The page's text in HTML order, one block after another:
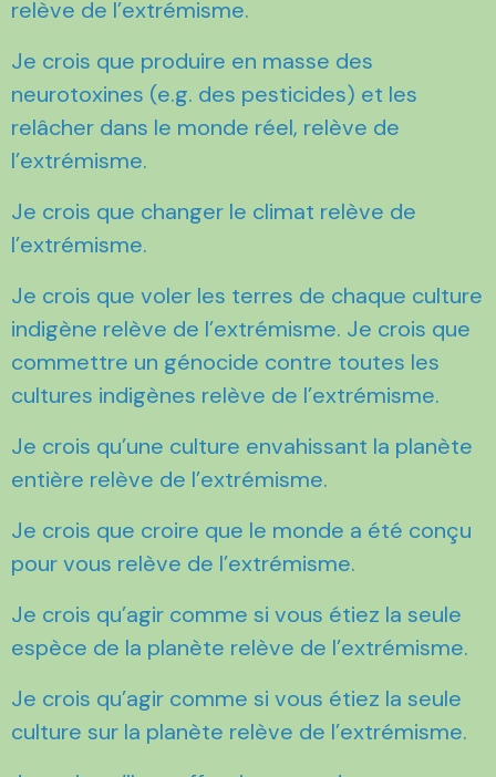
relève de l’extrémisme.
Je crois que produire en masse des
neurotoxines (e.g. des pesticides) et les
relâcher dans le monde réel, relève de
l’extrémisme.
Je crois que changer le climat relève de
l’extrémisme.
Je crois que voler les terres de chaque culture
indigène relève de l’extrémisme. Je crois que
commettre un génocide contre toutes les
cultures indigènes relève de l’extrémisme.
Je crois qu’une culture envahissant la planète
entière relève de l’extrémisme.
Je crois que croire que le monde a été conçu
pour vous relève de l’extrémisme.
Je crois qu’agir comme si vous étiez la seule
espèce de la planète relève de l’extrémisme.
Je crois qu’agir comme si vous étiez la seule
culture sur la planète relève de l’extrémisme.